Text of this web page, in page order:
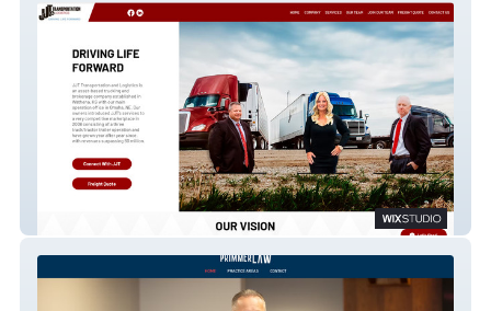
JJT Transportation